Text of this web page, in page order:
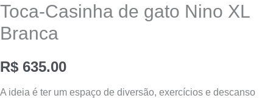
Toca-Casinha de gato Nino XL
Branca
R$ 635.00
A ideia é ter um espaço de diversão, exercícios e descanso